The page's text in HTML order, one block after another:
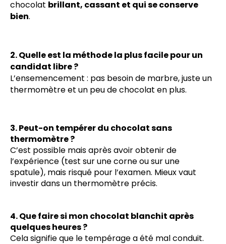
chocolat brillant, cassant et qui se conserve
bien.
2. Quelle est la méthode la plus facile pour un
candidat libre ?
L’ensemencement : pas besoin de marbre, juste un
thermomètre et un peu de chocolat en plus.
3. Peut-on tempérer du chocolat sans
thermomètre ?
C’est possible mais après avoir obtenir de
l’expérience (test sur une corne ou sur une
spatule), mais risqué pour l’examen. Mieux vaut
investir dans un thermomètre précis.
4. Que faire si mon chocolat blanchit après
quelques heures ?
Cela signifie que le tempérage a été mal conduit.